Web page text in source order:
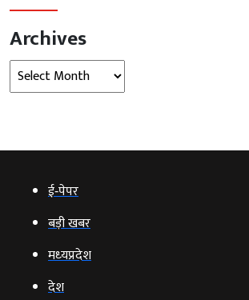
Archives
Archives
ई‑पेपर
बड़ी खबर
मध्‍यप्रदेश
देश